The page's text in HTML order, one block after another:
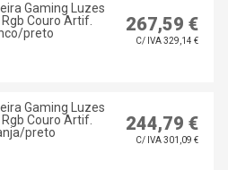
Gaming Luzes
Rgb Couro Artif.
preto
267,59 €
C/ IVA 329,14 €
Gaming Luzes
Rgb Couro Artif.
preto
244,79 €
C/ IVA 301,09 €